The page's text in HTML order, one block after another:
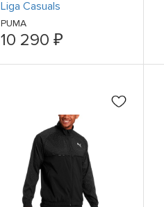
Liga Casuals
PUMA
10 290 ₽